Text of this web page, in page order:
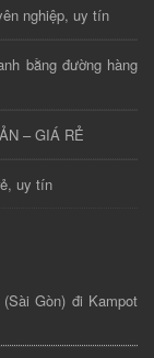
nghiệp, uy tín
bằng đường hàng
– GIÁ RẺ
uy tín
Gòn) đi Kampot